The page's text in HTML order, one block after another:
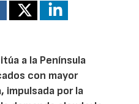
a la Península
con mayor
impulsada por la